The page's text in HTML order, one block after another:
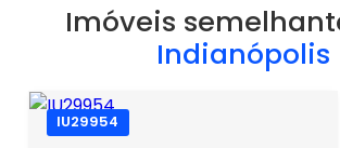
Imóveis
Indianópolis
IU29954